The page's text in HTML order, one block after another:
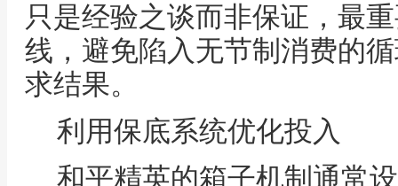
只是经验之谈而非保证，最
线，避免陷入无节制消费的
求结果。
利用保底系统优化投入
和平精英的箱子机制通常